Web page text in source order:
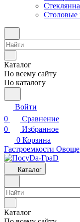
Столовые
Каталог
По всему сайту
По каталогу
Войти
0
Сравнение
0
Избранное
0 Корзина
Гастроемкости
Каталог
Каталог